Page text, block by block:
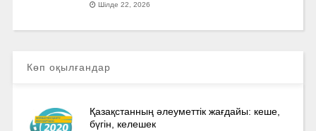
Шілде 22, 2026
Көп оқылғандар
Қазақстанның әлеуметтік жағдайы: кеше,
бүгін, келешек